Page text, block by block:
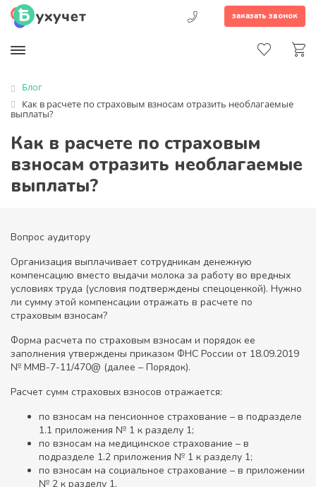
заказать звонок
Блог
Как в расчете по страховым взносам отразить необлагаемые
выплаты?
Как в расчете по страховым
взносам отразить необлагаемые
выплаты?
Вопрос аудитору
Организация выплачивает сотрудникам денежную
компенсацию вместо выдачи молока за работу во вредных
условиях труда (условия подтверждены спецоценкой). Нужно
ли сумму этой компенсации отражать в расчете по
страховым взносам?
Форма расчета по страховым взносам и порядок ее
заполнения утверждены приказом ФНС России от 18.09.2019
№ ММВ-7-11/470@ (далее – Порядок).
Расчет сумм страховых взносов отражается:
по взносам на пенсионное страхование – в подразделе
1.1 приложения № 1 к разделу 1;
по взносам на медицинское страхование – в
подразделе 1.2 приложения № 1 к разделу 1;
по взносам на социальное страхование – в приложении
№ 2 к разделу 1.